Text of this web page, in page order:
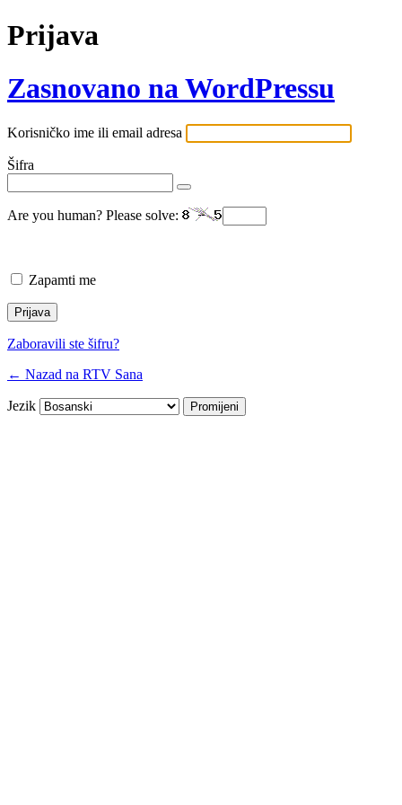
Prijava
Zasnovano na WordPressu
Korisničko ime ili email adresa
Šifra
Are you human? Please solve:
Zapamti me
Zaboravili ste šifru?
← Nazad na RTV Sana
Jezik